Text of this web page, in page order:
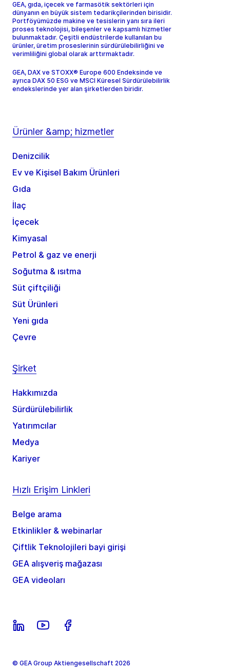
GEA, gıda, içecek ve farmasötik sektörleri için
dünyanın en büyük sistem tedarikçilerinden birisidir.
Portföyümüzde makine ve tesislerin yanı sıra ileri
proses teknolojisi, bileşenler ve kapsamlı hizmetler
bulunmaktadır. Çeşitli endüstrilerde kullanılan bu
ürünler, üretim proseslerinin sürdürülebilirliğini ve
verimliliğini global olarak arttırmaktadır.
GEA, DAX ve STOXX® Europe 600 Endeksinde ve
ayrıca DAX 50 ESG ve MSCI Küresel Sürdürülebilirlik
endekslerinde yer alan şirketlerden biridir.
Ürünler &amp; hizmetler
Denizcilik
Ev ve Kişisel Bakım Ürünleri
Gıda
İlaç
İçecek
Kimyasal
Petrol & gaz ve enerji
Soğutma & ısıtma
Süt çiftçiliği
Süt Ürünleri
Yeni gıda
Çevre
Şirket
Hakkımızda
Sürdürülebilirlik
Yatırımcılar
Medya
Kariyer
Hızlı Erişim Linkleri
Belge arama
Etkinlikler & webinarlar
Çiftlik Teknolojileri bayi girişi
GEA alışveriş mağazası
GEA videoları
© GEA Group Aktiengesellschaft 2026